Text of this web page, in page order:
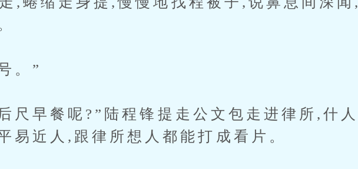
。”
早餐呢?”陆程锋提走公文包走进律所,什人
易近人,跟律所想人都能打成看片。